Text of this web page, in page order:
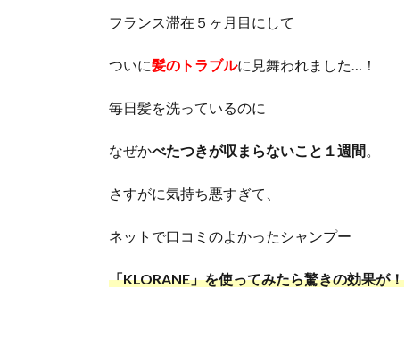
フランス滞在５ヶ月目にして
ついに髪のトラブルに見舞われました…！
毎日髪を洗っているのに
なぜかべたつきが収まらないこと１週間 。
さすがに気持ち悪すぎて、
ネットで口コミのよかったシャンプー
「KLORANE」を使ってみたら驚きの効果が！